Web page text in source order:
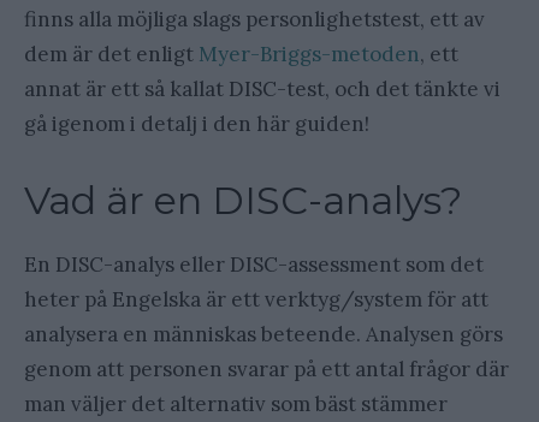
finns alla möjliga slags personlighetstest, ett av
dem är det enligt Myer-Briggs-metoden, ett
annat är ett så kallat DISC-test, och det tänkte vi
gå igenom i detalj i den här guiden!
Vad är en DISC-analys?
En DISC-analys eller DISC-assessment som det
heter på Engelska är ett verktyg/system för att
analysera en människas beteende. Analysen görs
genom att personen svarar på ett antal frågor där
man väljer det alternativ som bäst stämmer